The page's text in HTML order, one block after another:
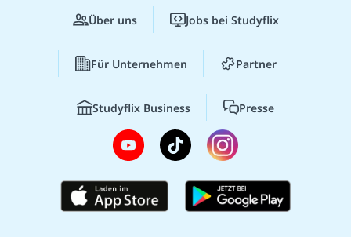
Über uns Jobs bei Studyflix
Für Unternehmen Partner
Studyflix Business Presse